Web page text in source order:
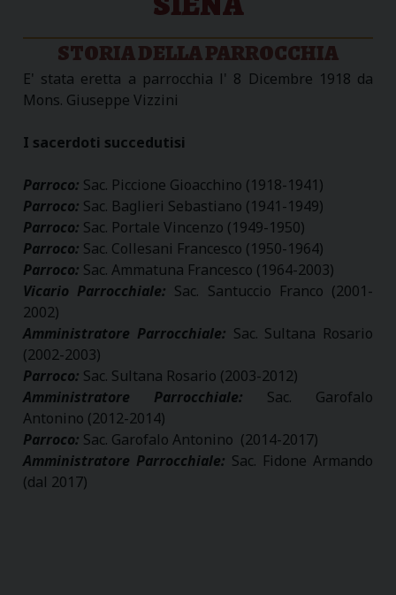
STORIA DELLA PARROCCHIA
E' stata eretta a parrocchia l' 8 Dicembre 1918 da
Mons. Giuseppe Vizzini
I sacerdoti succedutisi
Parroco: Sac. Piccione Gioacchino (1918-1941)
Parroco: Sac. Baglieri Sebastiano (1941-1949)
Parroco: Sac. Portale Vincenzo (1949-1950)
Parroco: Sac. Collesani Francesco (1950-1964)
Parroco: Sac. Ammatuna Francesco (1964-2003)
Vicario Parrocchiale: Sac. Santuccio Franco (2001-
2002)
Amministratore Parrocchiale: Sac. Sultana Rosario
(2002-2003)
Parroco: Sac. Sultana Rosario (2003-2012)
Amministratore Parrocchiale: Sac. Garofalo
Antonino (2012-2014)
Parroco: Sac. Garofalo Antonino (2014-2017)
Amministratore Parrocchiale: Sac. Fidone Armando
(dal 2017)